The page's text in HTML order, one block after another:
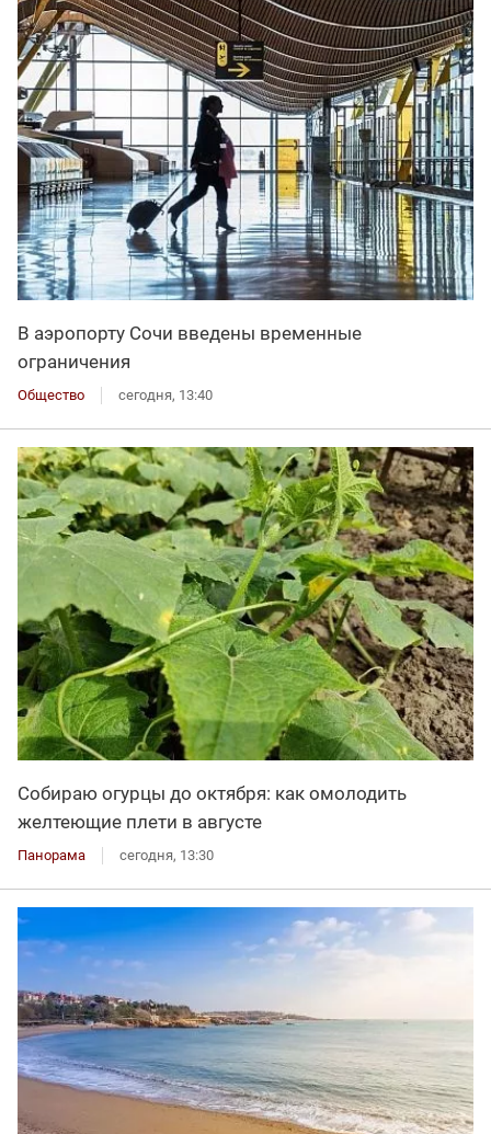
В аэропорту Сочи введены временные
ограничения
Общество сегодня, 13:40
Собираю огурцы до октября: как омолодить
желтеющие плети в августе
Панорама сегодня, 13:30